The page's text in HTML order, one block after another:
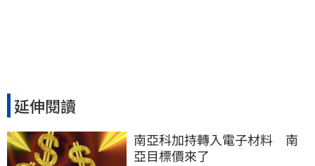
延伸閱讀
南亞科加持轉入電子材料　南
亞目標價來了